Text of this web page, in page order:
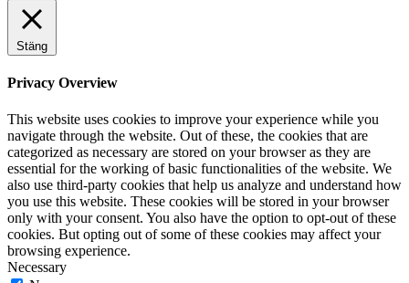
Stäng
Privacy Overview
This website uses cookies to improve your experience while you
navigate through the website. Out of these, the cookies that are
categorized as necessary are stored on your browser as they are
essential for the working of basic functionalities of the website. We
also use third-party cookies that help us analyze and understand how
you use this website. These cookies will be stored in your browser
only with your consent. You also have the option to opt-out of these
cookies. But opting out of some of these cookies may affect your
browsing experience.
Necessary